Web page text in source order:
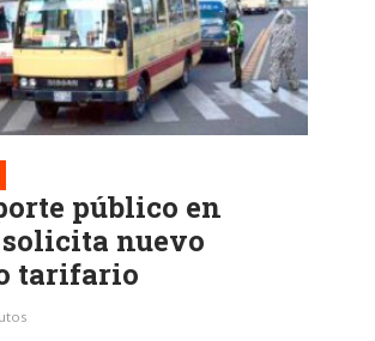
público en
nuevo
tarifario